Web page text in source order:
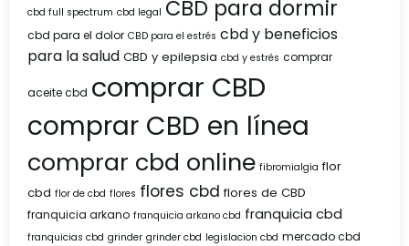
cbd full spectrum cbd legal CBD para dormir
cbd para el dolor CBD para el estrés cbd y beneficios
para la salud CBD y epilepsia cbd y estrés comprar
aceite cbd comprar CBD
comprar CBD en línea
comprar cbd online fibromialgia flor
cbd flor de cbd flores flores cbd flores de CBD
franquicia arkano franquicia arkano cbd franquicia cbd
franquicias cbd grinder grinder cbd legislacion cbd mercado cbd